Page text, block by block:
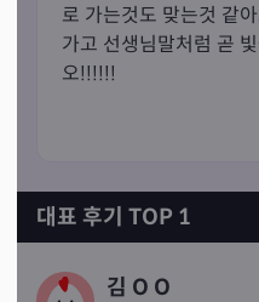
로 가는것도 맞는것 같
가고 선생님말처럼 곧
오!!!!!!
대표 후기 TOP 1
김 O O